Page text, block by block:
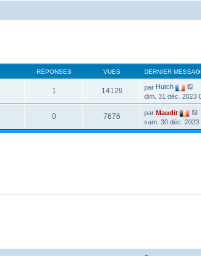
RÉPONSES VUES DERNIER
1 14129 par Hutch
dim. 31 déc. 2023
0 7676 par Maudit
sam. 30 déc. 2023